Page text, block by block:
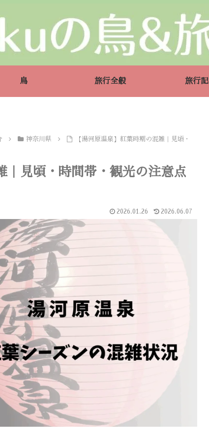
鳥 旅行全般 旅行記
神奈川県 【湯河原温泉】紅葉時期の混雑｜見頃・
｜見頃・時間帯・観光の注意点
2026.01.26 2026.06.07